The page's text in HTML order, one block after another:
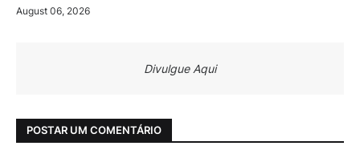
August 06, 2026
Divulgue Aqui
POSTAR UM COMENTÁRIO